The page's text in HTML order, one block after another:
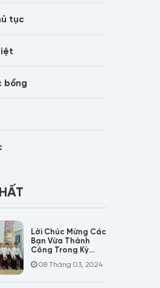
tục
bổng
Lời Chúc Mừng Các
Bạn Vừa Thành
Công Trong Kỳ
Hàng Đúc Nhựa
08 Tháng 03, 2024